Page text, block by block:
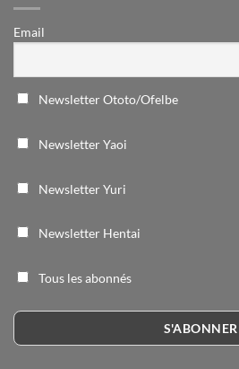
Email
Newsletter Ototo/Ofelbe
Newsletter Yaoi
Newsletter Yuri
Newsletter Hentai
Tous les abonnés